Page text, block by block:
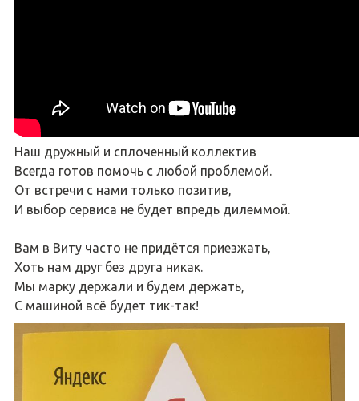
Наш дружный и сплоченный коллектив
Всегда готов помочь с любой проблемой.
От встречи с нами только позитив,
И выбор сервиса не будет впредь дилеммой.
Вам в Виту часто не придётся приезжать,
Хоть нам друг без друга никак.
Мы марку держали и будем держать,
С машиной всё будет тик-так!